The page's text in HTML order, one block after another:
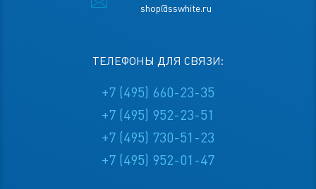
shop@sswhite.ru
ТЕЛЕФОНЫ ДЛЯ СВЯЗИ:
+7 (495) 660-23-35
+7 (495) 952-23-51
+7 (495) 730-51-23
+7 (495) 952-01-47